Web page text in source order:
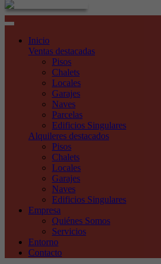
Toggle
navigation
Inicio
Ventas destacadas
Pisos
Chalets
Locales
Garajes
Naves
Parcelas
Edificios Singulares
Alquileres destacados
Pisos
Chalets
Locales
Garajes
Naves
Edificios Singulares
Empresa
Quiénes Somos
Servicios
Entorno
Contacto